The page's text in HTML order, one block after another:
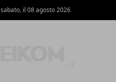
sabato, il 08 agosto 2026